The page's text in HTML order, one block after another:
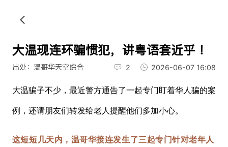
大温现连环骗惯犯，讲粤语套近乎 ！
出处：温哥华天空综合 2 2026-06-07 16:08
大温骗子不少，最近警方通告了一起专门盯着华人骗的案
例，还请朋友们转发给老人提醒他们多加小心。
这短短几天内，温哥华接连发生了三起专门针对老年人